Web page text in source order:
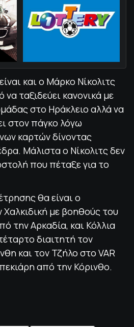
και ο Μάρκο Νίκολιτς
να ταξιδεύει κανονικά με
στο Ηράκλειο αλλά να
στον πάγκο λόγω
καρτών δίνοντας
Μάλιστα ο Νίκολιτς δεν
που πέταξε για το
θα είναι ο
με βοηθούς του
την Αρκαδία, και Κόλλια
διαιτητή τον
και τον Τζήλο στο VAR
από την Κόρινθο.